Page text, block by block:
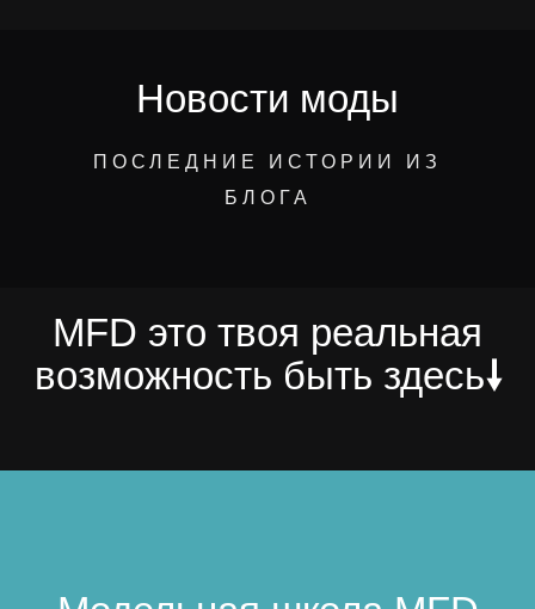
Новости моды
ПОСЛЕДНИЕ ИСТОРИИ ИЗ
БЛОГА
MFD это твоя реальная
возможность быть здесь🠗